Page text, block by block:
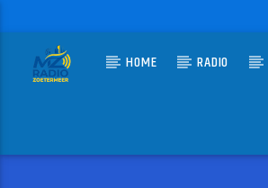
HOME RADIO